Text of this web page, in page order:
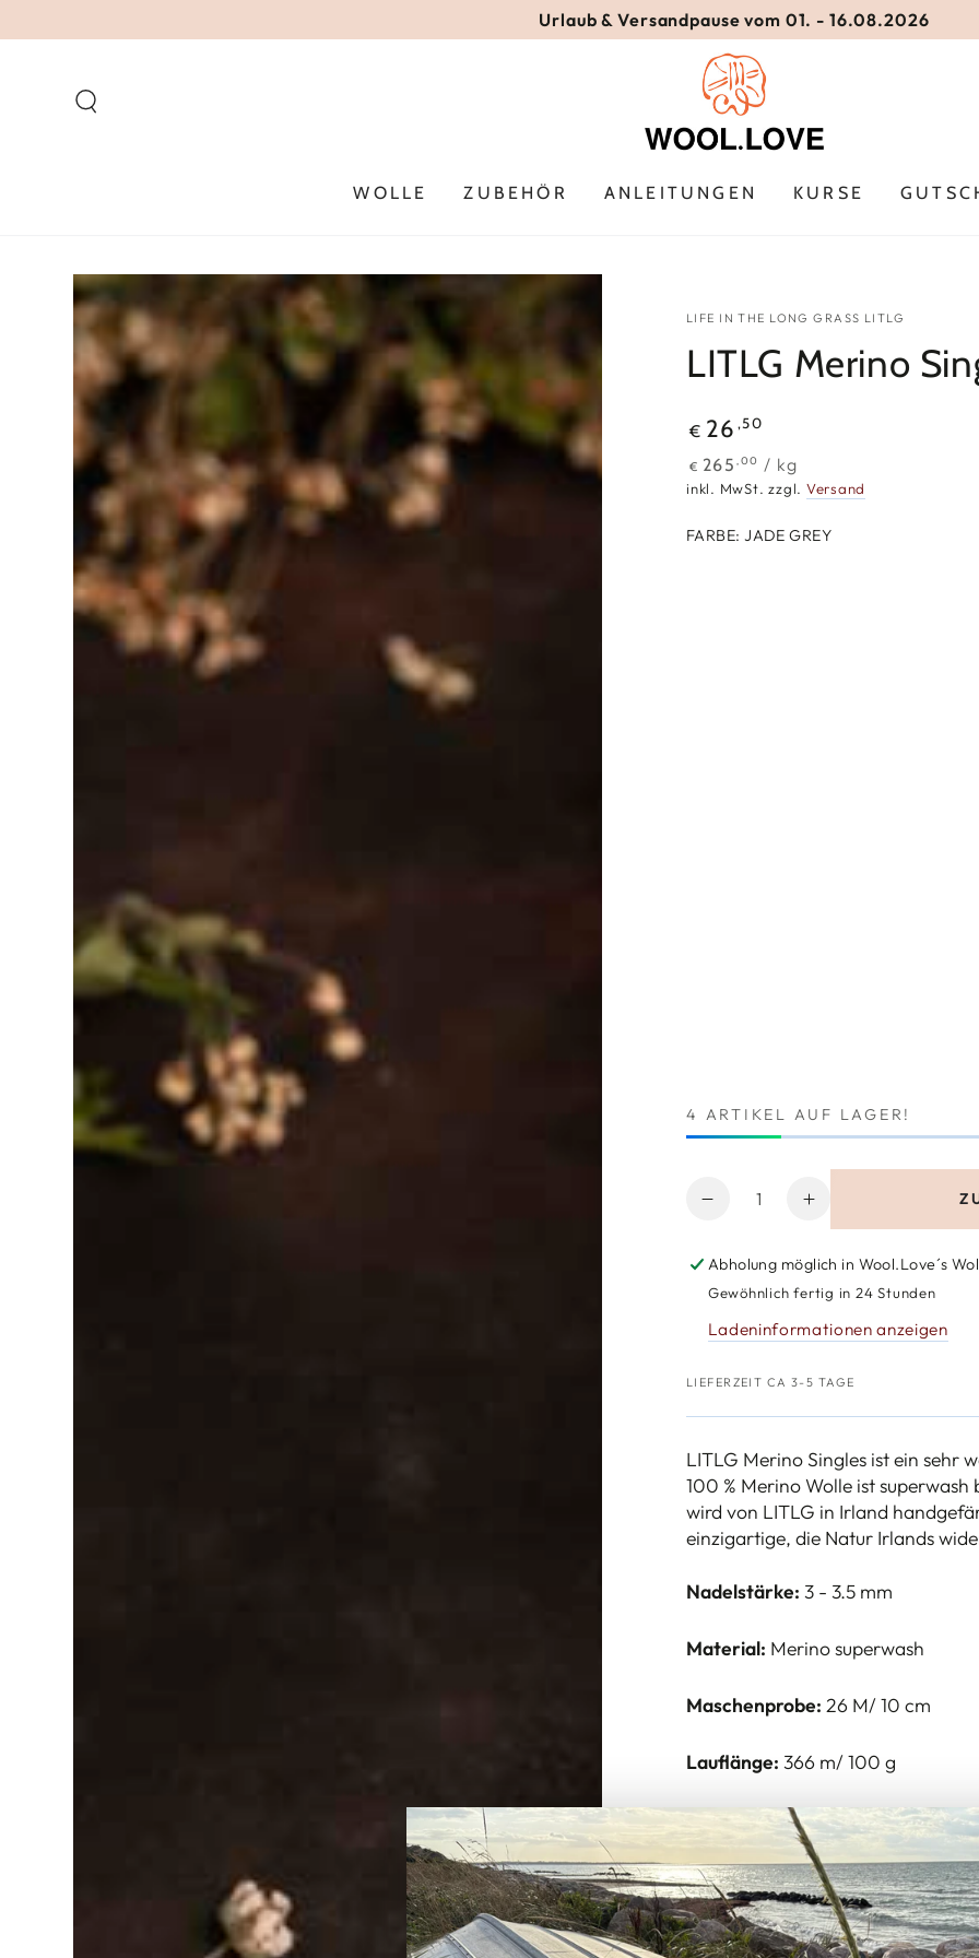
Urlaub & Versandpause vom 01. - 16.08.2026
WOLLE ZUBEHÖR ANLEITUNGEN KURSE
ZU DEN
PRODUKTINFORMATIONEN
SPRINGEN
LIFE IN THE LONG GRASS LITLG
LITLG Merino
Regulärer
€ 26 ,50
Stückpreis
€ 265 ,00 / pro
kg
inkl. MwSt. zzgl. Versand
FARBE:JADE GREY
4 ARTIKEL AUF LAGER!
Verringere
Menge
für
Merino
Handgefärbt
Erhöhe
die
Menge
für
LITLG
Merino
Handgefärbt
Abholung möglich in Wool.Love´s
Gewöhnlich fertig in 24 Stunden
Ladeninformationen anzeigen
LIEFERZEIT CA 3-5 TAGE
LITLG Merino Singles ist ein sehr
100 % Merino Wolle ist
wird von LITLG in Irland
einzigartige, die Natur Irlands
Nadelstärke: 3 - 3.5 mm
Material: Merino superwash
Maschenprobe: 26 M/ 10 cm
Lauflänge: 366 m/ 100 g
Pflege: Handwäsche
Garnstärke:Fingering
Fotos @ LITLG